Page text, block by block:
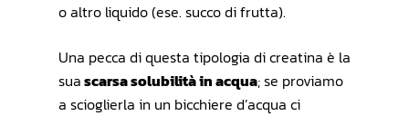
o altro liquido (ese. succo di frutta).
Una pecca di questa tipologia di creatina è la
suascarsa solubilità in acqua; se proviamo
a scioglierla in un bicchiere d’acqua ci